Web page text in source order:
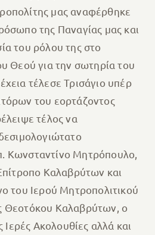
μας αναφέρθηκε
της Παναγίας μας και
του ρόλου της στο
Θεού για την σωτηρία του
τέλεσε Τρισάγιο υπέρ
του εορτάζοντος
τέλος να
Κωνσταντίνο Μητρόπουλο,
Καλαβρύτων και
του Ιερού Μητροπολιτικού
Θεοτόκου Καλαβρύτων, ο
Ιερές Ακολουθίες αλλά και